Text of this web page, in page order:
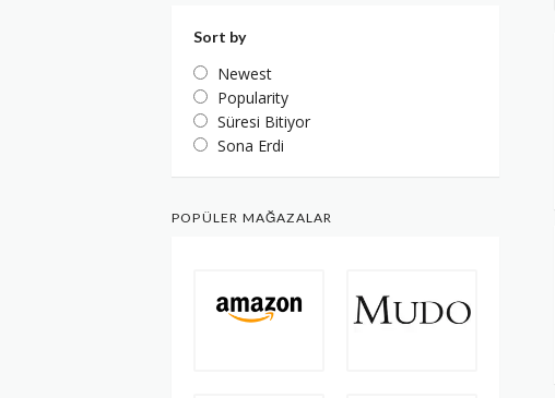
Sort by
Newest
Popularity
Süresi Bitiyor
Sona Erdi
POPÜLER MAĞAZALAR